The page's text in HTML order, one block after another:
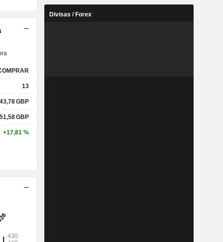
13
43,78GBP
51,58GBP
+17,81 %
Divisas / Forex